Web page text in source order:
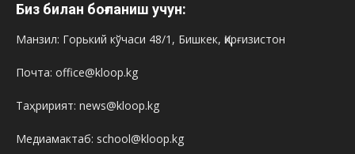
Биз билан боғланиш учун:
Манзил: Горький кўчаси 48/1, Бишкек, Қирғизистон
Почта: office@kloop.kg
Таҳририят: news@kloop.kg
Медиамактаб: school@kloop.kg